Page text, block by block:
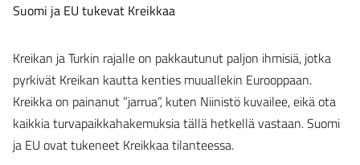
Suomi ja EU tukevat Kreikkaa
Kreikan ja Turkin rajalle on pakkautunut paljon ihmisiä, jotka
pyrkivät Kreikan kautta kenties muuallekin Eurooppaan.
Kreikka on painanut ”jarrua”, kuten Niinistö kuvailee, eikä ota
kaikkia turvapaikkahakemuksia tällä hetkellä vastaan. Suomi
ja EU ovat tukeneet Kreikkaa tilanteessa.